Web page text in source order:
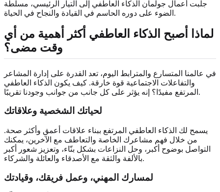
جلبت أعمال جولمان الذكاء العاطفي إلى التيار الرئيسي، مسلطة
الضوء على دوره الحاسم في القيادة والنجاح في الحياة.
لماذا أصبح الذكاء العاطفي أكثر أهمية من أي
وقت مضى؟
في عالمنا المتسارع والمترابط اليوم، تعد القدرة على إدارة المشاعر
والتفاعلات الاجتماعية قوة خارقة. كيف يكون الذكاء العاطفي
المرتفع مفيدًا؟ إنه يؤثر على كل جانب من جوانب وجودنا تقريبًا.
لحياتك الشخصية وعلاقاتك
يسمح لك الذكاء العاطفي المرتفع ببناء علاقات أعمق وأكثر صحة.
من خلال فهم مشاعرك الخاصة والتعاطف مع الآخرين، يمكنك
التواصل بوضوح أكبر، وحل النزاعات بشكل بنّاء، وتعزيز شعور أكبر
بالألفة والثقة مع الأصدقاء والعائلة والشركاء.
لمسارك المهني، وعمل فريقك، وقيادتك